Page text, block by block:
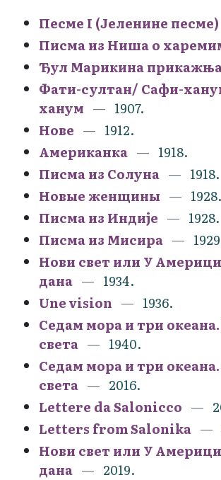
Песме I (Јеленине песме)
Писма из Ниша о
Ђул Марикина
Фати-султан/ Сафи-
ханум
1907.
Нове
1912.
Американка
1918.
Писма из Солуна
1918.
Новые женщины
1928.
Писма из Индије
1928.
Писма из Мисира
Нови свет или У
дана
1934.
Une vision
1936.
Седам мора и три
света
1940.
Седам мора и три
света
2016.
Lettere da Salonicco
Letters from Salonika
Нови свет или У
дана
2019.